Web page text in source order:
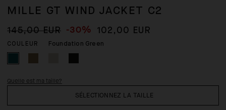
MILLE GT WIND JACKET C2
145,00 EUR -30% 102,00 EUR
COULEUR Foundation Green
SÉLECTIONNEZ LA TAILLE
Quelle est ma taille?